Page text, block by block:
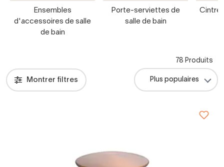
Ensembles
d'accessoires de salle
de bain
Porte-serviettes de
salle de bain
Montrer filtres
78 Produits